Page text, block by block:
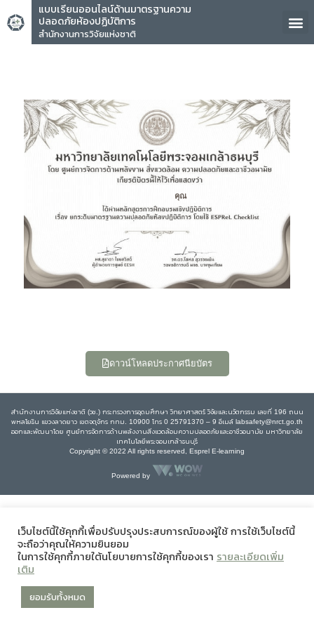
แบบเรียนออนไลน์ด้านมาตรฐานความ
ปลอดภัยห้องปฏิบัติการ
สำนักงานการวิจัยแห่งชาติ
คุณ
ดาวน์โหลดประกาศนียบัตร
สำนักงานการวิจัยแห่งชาติ (วช.) กระทรวงการอุดมศึกษา วิทยาศาสตร์ วิจัยและนวัตกรรม เลขที่ 196 ถนน
พหลโยธิน แขวงลาดยาว เขตจตุจักร กทม. 10900 โทร 0 25791370 – 9 อีเมล์ labsafety@nrct.go.th
ออกและพัฒนาโดย ศูนย์การจัดการด้านพลังงานสิ่งแวดล้อมความปลอดภัยและอาชีวอนามัย มหาวิทยาลัย
เทคโนโลยีพระจอมเกล้าธนบุรี
Copyright © 2022 All rights reserved, Esprel E-learning
Powered by
เว็บไซต์นี้ใช้คุกกี้เพื่อปรับปรุงประสบการณ์ของผู้ใช้ การใช้เว็บไซต์นี้
จะถือว่าคุณให้ความยินยอม
ในการใช้คุกกี้ภายใต้นโยบายการใช้คุกกี้ของเรา รายละเอียดเพิ่ม
เติม
ยอมรับทั้งหมด